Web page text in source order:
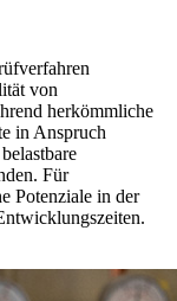
von
herkömmliche
in Anspruch
Für
Potenziale in der